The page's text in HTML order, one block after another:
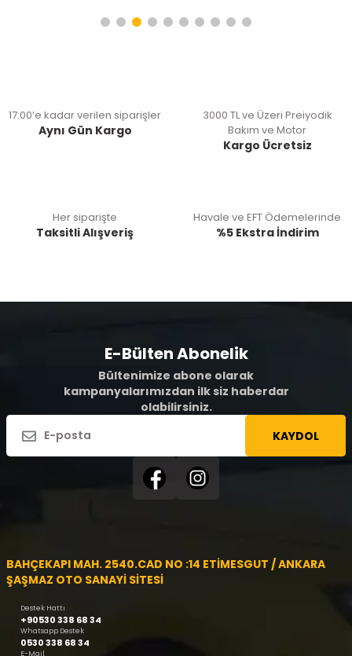
17:00’e kadar verilen siparişler
Aynı Gün Kargo
3000 TL ve Üzeri Preiyodik
Bakım ve Motor
Kargo Ücretsiz
Her siparişte
Taksitli Alışveriş
Havale ve EFT Ödemelerinde
%5 Ekstra İndirim
E-Bülten Abonelik
Bültenimize abone olarak
kampanyalarımızdan ilk siz haberdar
olabilirsiniz.
KAYDOL
BAHÇEKAPI MAH. 2540.CAD NO :14 ETİMESGUT / ANKARA
ŞAŞMAZ OTO SANAYİ SİTESİ
Destek Hattı
+90530 338 68 34
Whatsapp Destek
0530 338 68 34
E-Mail